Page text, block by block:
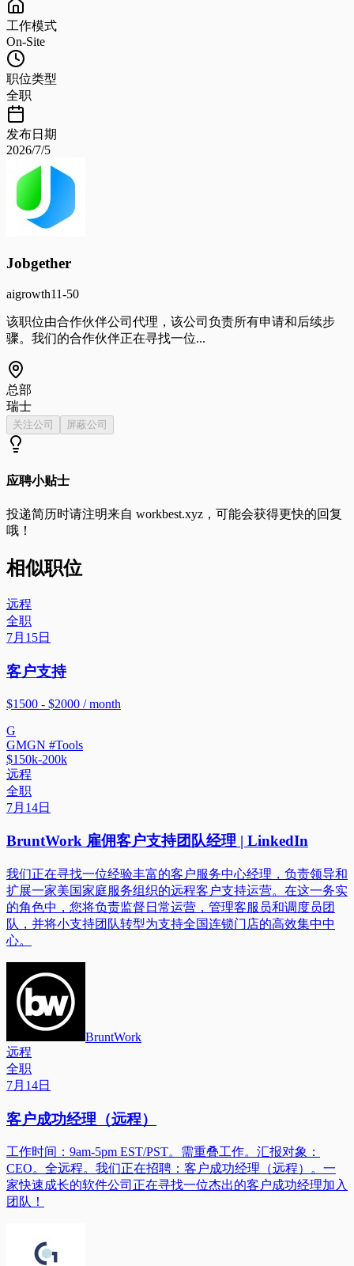
工作模式
On-Site
职位类型
全职
发布日期
2026/7/5
Jobgether
aigrowth11-50
该职位由合作伙伴公司代理，该公司负责所有申请和后续步
骤。我们的合作伙伴正在寻找一位...
总部
瑞士
关注公司 屏蔽公司
应聘小贴士
投递简历时请注明来自 workbest.xyz ，可能会获得更快的回复
哦！
相似职位
远程
全职
7月15日
客户支持
$1500 - $2000 / month
G
GMGN #Tools
$150k-200k
远程
全职
7月14日
BruntWork 雇佣客户支持团队经理 | LinkedIn
我们正在寻找一位经验丰富的客户服务中心经理，负责领导和
扩展一家美国家庭服务组织的远程客户支持运营。在这一务实
的角色中，您将负责监督日常运营，管理客服员和调度员团
队，并将小支持团队转型为支持全国连锁门店的高效集中中
心。
BruntWork
远程
全职
7月14日
客户成功经理（远程）
工作时间：9am-5pm EST/PST。需重叠工作。汇报对象：
CEO。全远程。我们正在招聘：客户成功经理（远程）。一
家快速成长的软件公司正在寻找一位杰出的客户成功经理加入
团队！